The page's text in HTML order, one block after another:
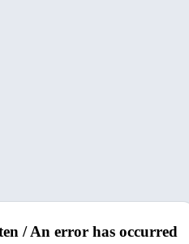
/ An error has occurred